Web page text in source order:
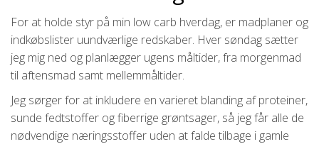
For at holde styr på min low carb hverdag, er madplaner og
indkøbslister uundværlige redskaber. Hver søndag sætter
jeg mig ned og planlægger ugens måltider, fra morgenmad
til aftensmad samt mellemmåltider.
Jeg sørger for at inkludere en varieret blanding af proteiner,
sunde fedtstoffer og fiberrige grøntsager, så jeg får alle de
nødvendige næringsstoffer uden at falde tilbage i gamle